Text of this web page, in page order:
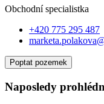
Obchodní specialistka
+420 775 295 487
Poptat pozemek
Naposledy